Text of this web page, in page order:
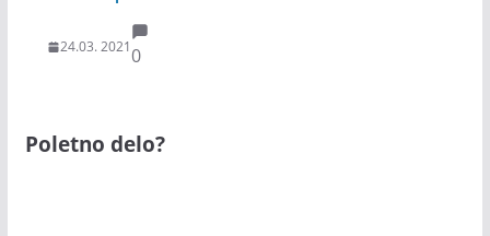
24.03. 20210
Poletno delo?